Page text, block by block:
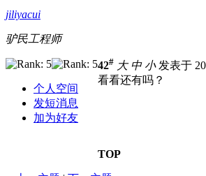
jiliyacui
驴民工程师
个人空间
发短消息
加为好友
42# 大 中 小发表于
看看还有吗？
TOP